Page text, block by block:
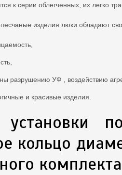
к серии облегченных, их легко
изделия люки обладают
разрушению УФ , воздействию
и красивые изделия.
установки
кольцо